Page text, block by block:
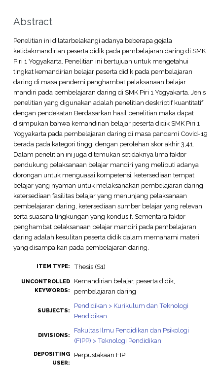
Abstract
Penelitian ini dilatarbelakangi adanya beberapa gejala
ketidakmandirian peserta didik pada pembelajaran daring di SMK
Piri 1 Yogyakarta. Penelitian ini bertujuan untuk mengetahui
tingkat kemandirian belajar peserta didik pada pembelajaran
daring di masa pandemi penghambat pelaksanaan belajar
mandiri pada pembelajaran daring di SMK Piri 1 Yogyakarta. Jenis
penelitian yang digunakan adalah penelitian deskriptif kuantitatif
dengan pendekatan Berdasarkan hasil penelitian maka dapat
disimpukan bahwa kemandirian belajar peserta didik SMK Piri 1
Yogyakarta pada pembelajaran daring di masa pandemi Covid-19
berada pada kategori tinggi dengan perolehan skor akhir 3,41.
Dalam penelitian ini juga ditemukan setidaknya lima faktor
pendukung pelaksanaan belajar mandiri yang meliputi adanya
dorongan untuk menguasai kompetensi, ketersediaan tempat
belajar yang nyaman untuk melaksanakan pembelajaran daring,
ketersediaan fasilitas belajar yang menunjang pelaksanaan
pembelajaran daring, ketersediaan sumber belajar yang relevan,
serta suasana lingkungan yang kondusif. Sementara faktor
penghambat pelaksanaan belajar mandiri pada pembelajaran
daring adalah kesulitan peserta didik dalam memahami materi
yang disampaikan pada pembelajaran daring.
ITEM TYPE: Thesis (S1)
UNCONTROLLED
KEYWORDS:
Kemandirian belajar, peserta didik,
pembelajaran daring
SUBJECTS:
Pendidikan > Kurikulum dan Teknologi
Pendidikan
DIVISIONS:
Fakultas Ilmu Pendidikan dan Psikologi
(FIPP) > Teknologi Pendidikan
DEPOSITING
USER:
Perpustakaan FIP